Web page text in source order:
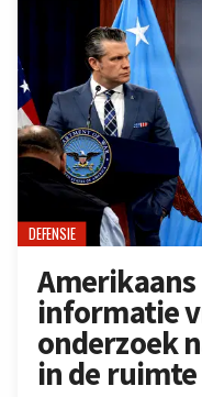
DEFENSIE
informatie
onderzoek
in de ruimte